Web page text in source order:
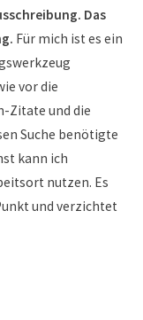
Das
Für mich ist es ein
vor die
Zitate und die
Suche benötigte
kann ich
nutzen. Es
und verzichtet